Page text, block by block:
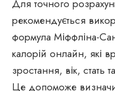
Для точного
рекомендується
формула Міффліна-
калорій онлайн, які
зростання, вік, стать
Це допоможе